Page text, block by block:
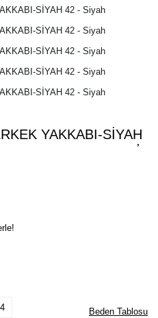
YAKKABI-SİYAH
Beden Tablosu